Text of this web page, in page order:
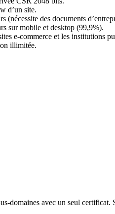
d’un site.
(nécessite des documents
sur mobile et desktop (99,9%).
e-commerce et les institutions
illimitée.
domaines avec un seul